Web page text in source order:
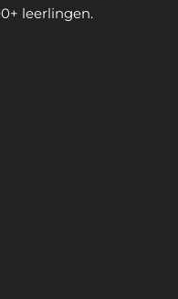
leerlingen.